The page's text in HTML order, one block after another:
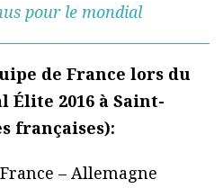
pour le mondial
de France lors du
Élite 2016 à Saint-
françaises):
– Allemagne